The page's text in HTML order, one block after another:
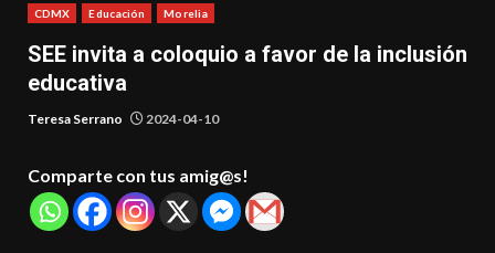
CDMX Educación Morelia
SEE invita a coloquio a favor de la inclusión
educativa
Teresa Serrano 2024-04-10
Comparte con tus amig@s!